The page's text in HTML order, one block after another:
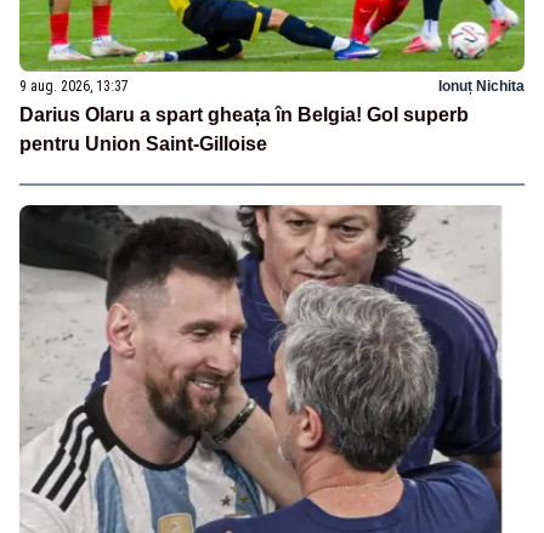
9 aug. 2026, 13:37 Ionuț Nichita
Darius Olaru a spart gheața în Belgia! Gol superb
pentru Union Saint-Gilloise